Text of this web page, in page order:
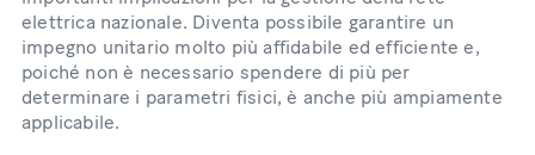
elettrica nazionale. Diventa possibile garantire un
impegno unitario molto più affidabile ed efficiente e,
poiché non è necessario spendere di più per
determinare i parametri fisici, è anche più ampiamente
applicabile.